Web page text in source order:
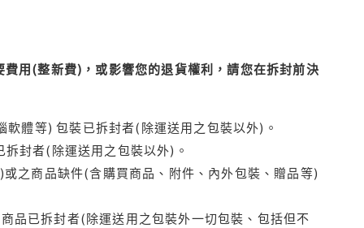
用(整新費)，或影響您的退貨權利，請您在拆封前決
體等) 包裝已拆封者(除運送用之包裝以外)。
封者(除運送用之包裝以外)。
之商品缺件(含購買商品、附件、內外包裝、贈品等)
品已拆封者(除運送用之包裝外一切包裝、包括但不